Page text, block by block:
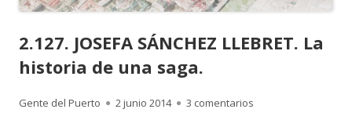
2.127. JOSEFA SÁNCHEZ LLEBRET. La
historia de una saga.
Autor
Gente del Puerto
Publicado
2 junio 2014 3 comentarios